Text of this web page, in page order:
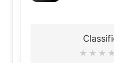
★ ★ ★ ★